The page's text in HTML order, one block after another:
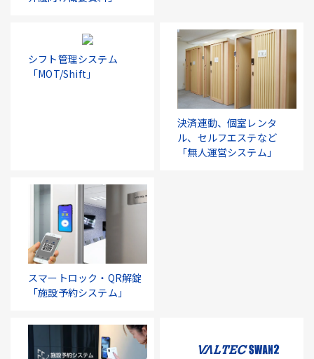
シフト管理システム
「MOT/Shift」
決済連動、個室レンタ
ル、セルフエステなど
「無人運営システム」
スマートロック・QR解錠
「施設予約システム」